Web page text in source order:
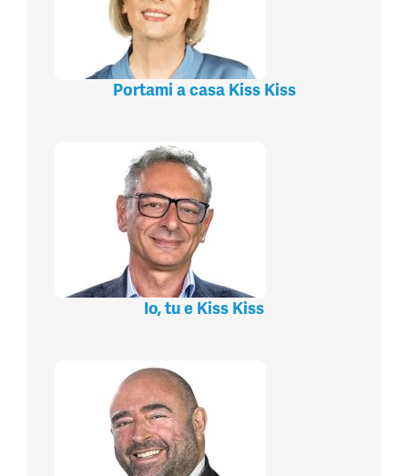
Portami a casa Kiss Kiss
Io, tu e Kiss Kiss